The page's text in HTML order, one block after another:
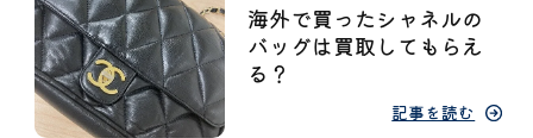
海外で買ったシャネルの
バッグは買取してもらえ
る？
記事を読む